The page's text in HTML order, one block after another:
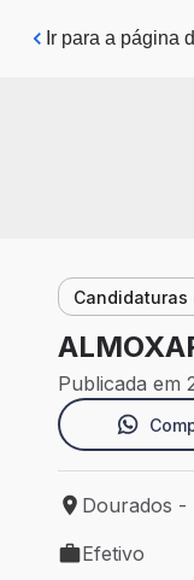
Pular para o
Ir para a página
Candidaturas
Publicada em
Local de
Dourados -
Tipo de vaga:
Efetivo